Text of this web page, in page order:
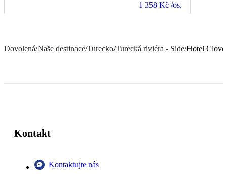
1 358 Kč /os.
Dovolená/Naše destinace/Turecko/Turecká riviéra - Side/Hotel
Kontakt
Kontaktujte nás